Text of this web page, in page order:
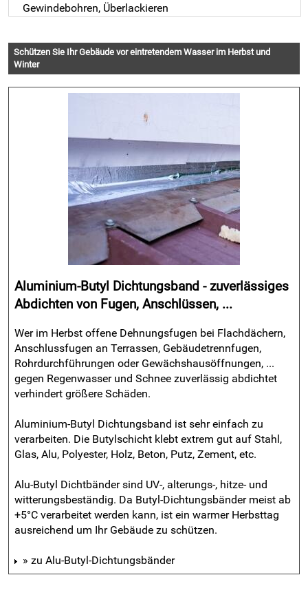
Gewindebohren, Überlackieren
Schützen Sie Ihr Gebäude vor eintretendem Wasser im Herbst und
Winter
Aluminium-Butyl Dichtungsband - zuverlässiges
Abdichten von Fugen, Anschlüssen, ...
Wer im Herbst offene Dehnungsfugen bei Flachdächern,
Anschlussfugen an Terrassen, Gebäudetrennfugen,
Rohrdurchführungen oder Gewächshausöffnungen, ...
gegen Regenwasser und Schnee zuverlässig abdichtet
verhindert größere Schäden.
Aluminium-Butyl Dichtungsband ist sehr einfach zu
verarbeiten. Die Butylschicht klebt extrem gut auf Stahl,
Glas, Alu, Polyester, Holz, Beton, Putz, Zement, etc.
Alu-Butyl Dichtbänder sind UV-, alterungs-, hitze- und
witterungsbeständig. Da Butyl-Dichtungsbänder meist ab
+5°C verarbeitet werden kann, ist ein warmer Herbsttag
ausreichend um Ihr Gebäude zu schützen.
» zu Alu-Butyl-Dichtungsbänder